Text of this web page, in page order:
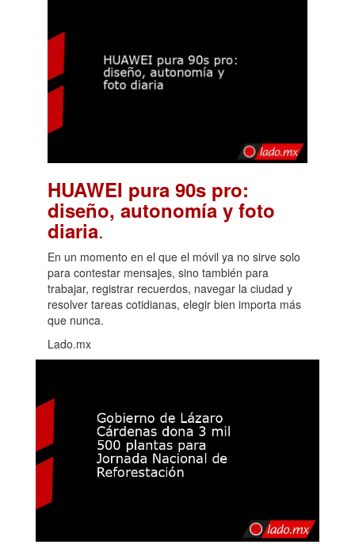
HUAWEI pura 90s pro:
diseño, autonomía y foto
diaria.
En un momento en el que el móvil ya no sirve solo
para contestar mensajes, sino también para
trabajar, registrar recuerdos, navegar la ciudad y
resolver tareas cotidianas, elegir bien importa más
que nunca.
Lado.mx